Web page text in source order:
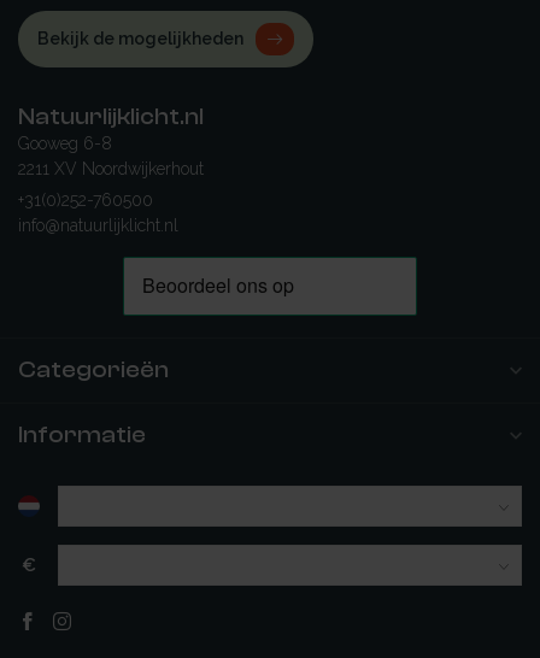
Bekijk de mogelijkheden
Natuurlijklicht.nl
Gooweg 6-8
2211 XV Noordwijkerhout
+31(0)252-760500
info@natuurlijklicht.nl
Categorieën
Informatie
€